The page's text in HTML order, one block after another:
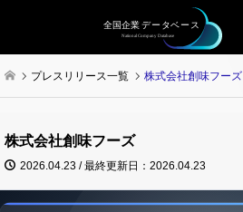
プレスリリース一覧 株式会社創味フーズ
株式会社創味フーズ
2026.04.23 / 最終更新日：2026.04.23